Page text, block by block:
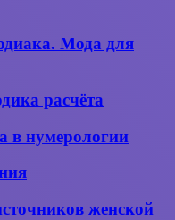
Мода для
расчёта
в нумерологии
женской